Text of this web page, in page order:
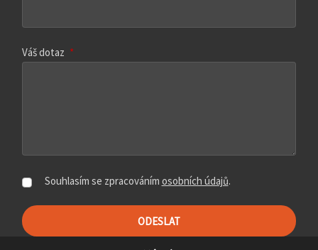
Váš dotaz *
Souhlasím se zpracováním osobních údajů.
ODESLAT